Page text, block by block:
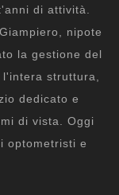
di attività.
nipote
la gestione del
l'intera struttura,
dedicato e
di vista. Oggi
optometristi e